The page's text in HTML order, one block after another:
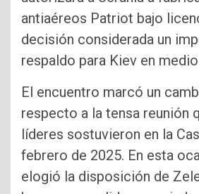
antiaéreos Patriot bajo
decisión considerada un
respaldo para Kiev en
El encuentro marcó un
respecto a la tensa reunión
líderes sostuvieron en la
febrero de 2025. En esta
elogió la disposición de